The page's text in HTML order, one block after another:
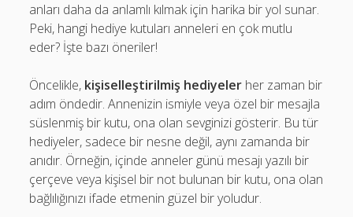
anları daha da anlamlı kılmak için harika bir yol sunar.
Peki, hangi hediye kutuları anneleri en çok mutlu
eder? İşte bazı öneriler!
Öncelikle, kişiselleştirilmiş hediyeler her zaman bir
adım öndedir. Annenizin ismiyle veya özel bir mesajla
süslenmiş bir kutu, ona olan sevginizi gösterir. Bu tür
hediyeler, sadece bir nesne değil, aynı zamanda bir
anıdır. Örneğin, içinde anneler günü mesajı yazılı bir
çerçeve veya kişisel bir not bulunan bir kutu, ona olan
bağlılığınızı ifade etmenin güzel bir yoludur.